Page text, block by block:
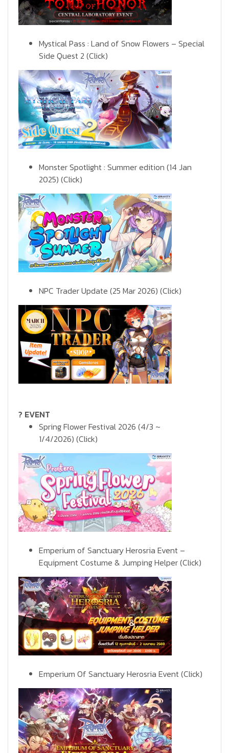
Mystical Pass : Land of Snow Flowers – Special
Side Quest 2 (Click)
Monster Spotlight : Summer edition (14 Jan
2025) (Click)
NPC Trader Update (25 Mar 2026) (Click)
? EVENT
Spring Flower Festival 2026 (4/3 ~
1/4/2026) (Click)
Emperium of Sanctuary Herosria Event –
Equipment Costume & Jumping Helper(Click)
Emperium Of Sanctuary Herosria Event(Click)